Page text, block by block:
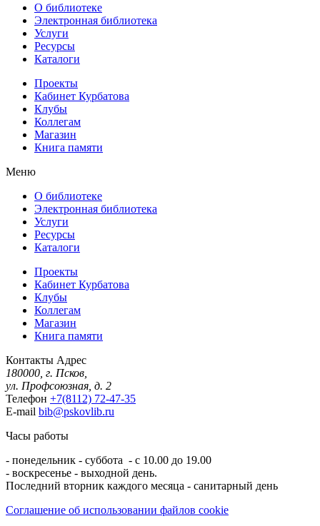
О библиотеке
Электронная библиотека
Услуги
Ресурсы
Каталоги
Проекты
Кабинет Курбатова
Клубы
Коллегам
Магазин
Книга памяти
Меню
О библиотеке
Электронная библиотека
Услуги
Ресурсы
Каталоги
Проекты
Кабинет Курбатова
Клубы
Коллегам
Магазин
Книга памяти
Контакты Адрес
180000, г. Псков,
ул. Профсоюзная, д. 2
Телефон +7(8112) 72-47-35
E-mail bib@pskovlib.ru
Часы работы
- понедельник - суббота - с 10.00 до 19.00
- воскресенье - выходной день.
Последний вторник каждого месяца - санитарный день
Соглашение об использовании файлов cookie